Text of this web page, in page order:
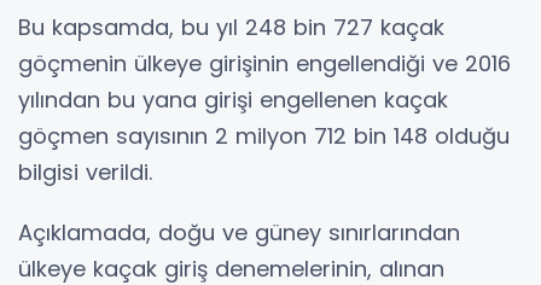
Bu kapsamda, bu yıl 248 bin 727 kaçak
göçmenin ülkeye girişinin engellendiği ve 2016
yılından bu yana girişi engellenen kaçak
göçmen sayısının 2 milyon 712 bin 148 olduğu
bilgisi verildi.
Açıklamada, doğu ve güney sınırlarından
ülkeye kaçak giriş denemelerinin, alınan